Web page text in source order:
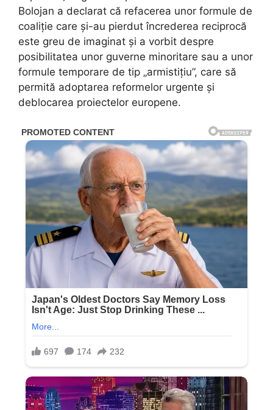
Bolojan a declarat că refacerea unor formule de
coaliție care și-au pierdut încrederea reciprocă
este greu de imaginat și a vorbit despre
posibilitatea unor guverne minoritare sau a unor
formule temporare de tip „armistițiu”, care să
permită adoptarea reformelor urgente și
deblocarea proiectelor europene.